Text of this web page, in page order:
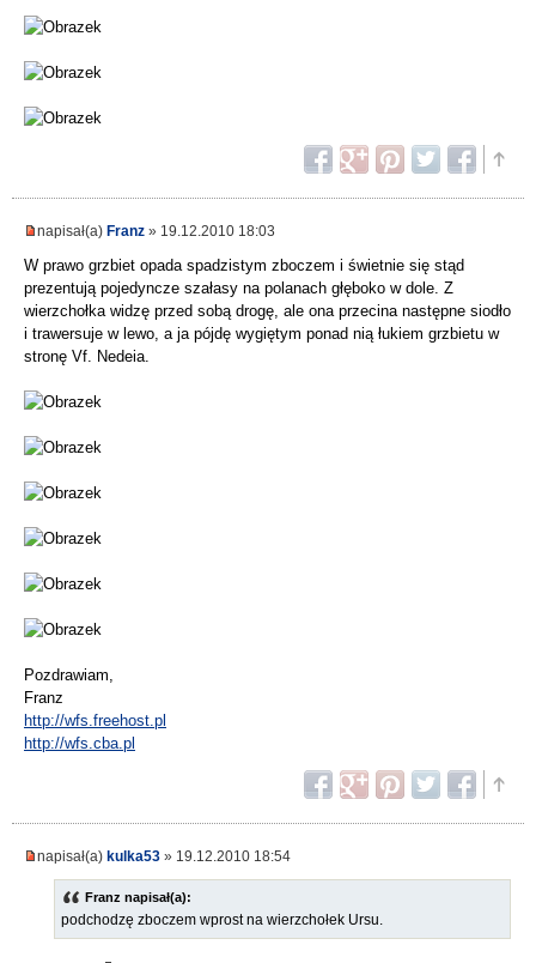
napisał(a) Franz » 19.12.2010 18:03
W prawo grzbiet opada spadzistym zboczem i świetnie się stąd
prezentują pojedyncze szałasy na polanach głęboko w dole. Z
wierzchołka widzę przed sobą drogę, ale ona przecina następne siodło
i trawersuje w lewo, a ja pójdę wygiętym ponad nią łukiem grzbietu w
stronę Vf. Nedeia.
Pozdrawiam,
Franz
http://wfs.freehost.pl
http://wfs.cba.pl
napisał(a) kulka53 » 19.12.2010 18:54
Franz napisał(a):
podchodzę zboczem wprost na wierzchołek Ursu.